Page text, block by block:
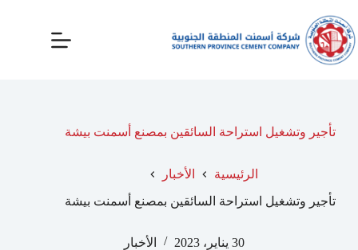
تأجير وتشغيل استراحة السائقين بمصنع أسمنت بيشة
الرئيسية
الأخبار
تأجير وتشغيل استراحة السائقين بمصنع أسمنت بيشة
30 يناير، 2023 الأخبار